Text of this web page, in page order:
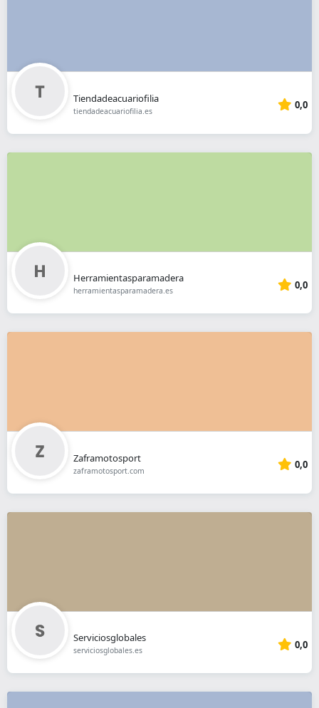
Tiendadeacuariofilia
tiendadeacuariofilia.es 0,0
Herramientasparamadera
herramientasparamadera.es 0,0
Zaframotosport
zaframotosport.com 0,0
Serviciosglobales
serviciosglobales.es 0,0